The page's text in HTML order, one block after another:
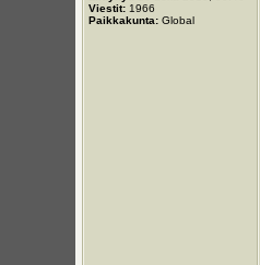
Viestit:1966
Paikkakunta:Global